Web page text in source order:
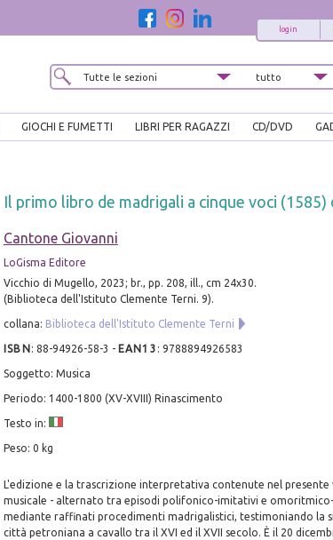
login
GIOCHI E FUMETTI LIBRI PER RAGAZZI CD/DVD
Il primo libro de madrigali a cinque voci (1585)
Cantone Giovanni
LoGisma Editore
Vicchio di Mugello, 2023; br., pp. 208, ill., cm 24x30.
(Biblioteca dell'Istituto Clemente Terni. 9).
collana: Biblioteca dell'Istituto Clemente Terni
ISBN : 88-94926-58-3 - EAN13 : 9788894926583
Soggetto: Musica
Periodo: 1400-1800 (XV-XVIII) Rinascimento
Testo in:
Peso: 0 kg
L'edizione e la trascrizione interpretativa contenute nel
musicale - alternato tra episodi polifonico-imitativi e
mediante raffinati procedimenti madrigalistici, testimoniando la
città petroniana a cavallo tra il XVI ed il XVII secolo. È il 20